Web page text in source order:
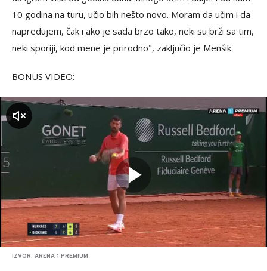
10 godina na turu, učio bih nešto novo. Moram da učim i da
napredujem, čak i ako je sada brzo tako, neki su brži sa tim,
neki sporiji, kod mene je prirodno", zaključio je Menšik.
BONUS VIDEO:
IZVOR: ARENA 1 PREMIUM